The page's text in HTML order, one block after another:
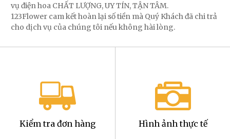
vụ điện hoa CHẤT LƯỢNG, UY TÍN, TẬN TÂM.
123Flower cam kết hoàn lại số tiền mà Quý Khách đã chi trả
cho dịch vụ của chúng tôi nếu không hài lòng.
Kiểm tra đơn hàng Hình ảnh thực tế